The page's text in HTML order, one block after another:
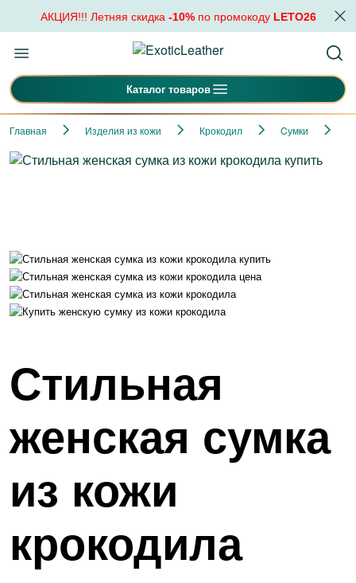
АКЦИЯ!!! Летняя скидка -10%по промокоду LETO26
Каталог товаров
Главная Изделия из кожи Крокодил Cумки
Стильная
женская сумка
из кожи
крокодила